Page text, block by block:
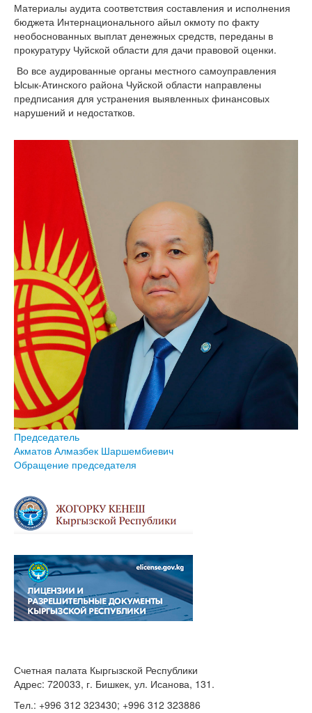
Материалы аудита соответствия составления и исполнения
бюджета Интернационального айыл окмоту по факту
необоснованных выплат денежных средств, переданы в
прокуратуру Чуйской области для дачи правовой оценки.
Во все аудированные органы местного самоуправления
Ысык-Атинского района Чуйской области направлены
предписания для устранения выявленных финансовых
нарушений и недостатков.
Председатель
Акматов Алмазбек Шаршембиевич
Обращение председателя
Счетная палата Кыргызской Республики
Адрес: 720033, г. Бишкек, ул. Исанова, 131.
Тел.: +996 312 323430; +996 312 323886